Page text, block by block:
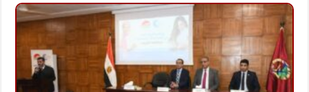
برنامج
“المرأة
المحافظات